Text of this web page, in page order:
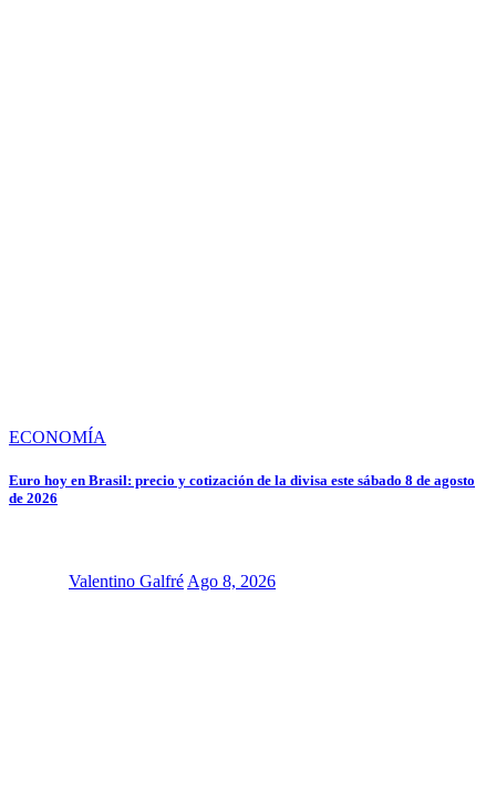
ECONOMÍA
Euro hoy en Brasil: precio y cotización de la divisa este sábado 8 de agosto
de 2026
Valentino Galfré Ago 8, 2026